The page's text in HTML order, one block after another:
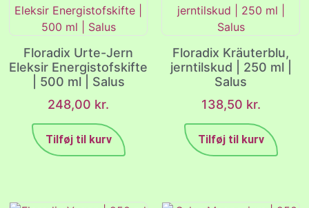
Floradix Urte-Jern
Eleksir Energistofskifte
| 500 ml | Salus
248,00 kr.
Tilføj til kurv
Floradix Kräuterblu,
jerntilskud | 250 ml |
Salus
138,50 kr.
Tilføj til kurv